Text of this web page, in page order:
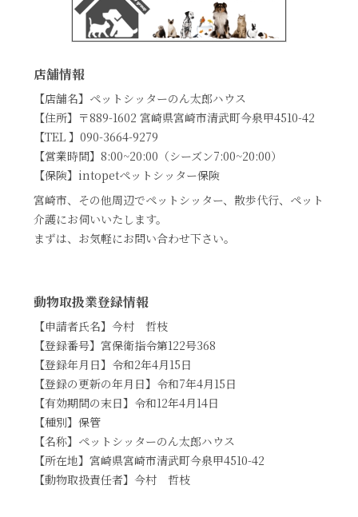
店舗情報
【店舗名】ペットシッターのん太郎ハウス
【住所】〒889-1602 宮崎県宮崎市清武町今泉甲4510-42
【TEL 】090-3664-9279
【営業時間】8:00~20:00（シーズン7:00~20:00）
【保険】intopetペットシッター保険
宮崎市、その他周辺でペットシッター、散歩代行、ペット
介護にお伺いいたします。
まずは、お気軽にお問い合わせ下さい。
動物取扱業登録情報
【申請者氏名】今村 哲枝
【登録番号】宮保衛指令第122号368
【登録年月日】令和2年4月15日
【登録の更新の年月日】令和7年4月15日
【有効期間の末日】令和12年4月14日
【種別】保管
【名称】ペットシッターのん太郎ハウス
【所在地】宮崎県宮崎市清武町今泉甲4510-42
【動物取扱責任者】今村 哲枝